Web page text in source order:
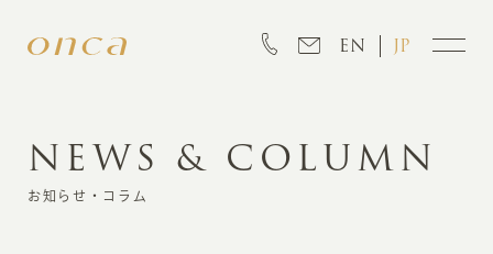
EN JP
INFORMATION
NEWS & COLUMN
お知らせ・コラム